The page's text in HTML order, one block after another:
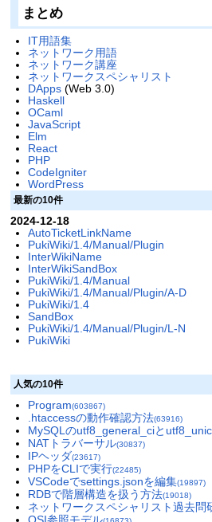
まとめ
IT用語集
ネットワーク用語
ネットワーク講座
ネットワークスペシャリスト
DApps(Web 3.0)
Haskell
OCaml
JavaScript
Elm
React
PHP
CodeIgniter
WordPress
最新の10件
2024-12-18
AutoTicketLinkName
PukiWiki/1.4/Manual/Plugin
InterWikiName
InterWikiSandBox
PukiWiki/1.4/Manual
PukiWiki/1.4/Manual/Plugin/A-D
PukiWiki/1.4
SandBox
PukiWiki/1.4/Manual/Plugin/L-N
PukiWiki
人気の10件
Program(603867)
.htaccessの動作確認方法(63916)
MySQLのutf8_general_ciと
NATトラバーサル(30837)
IPヘッダ(23617)
PHPをCLIで実行(22485)
VSCodeでsettings.jsonを編集(19897)
RDBで階層構造を扱う方法(19018)
ネットワークスペシャリスト過去問
OSI参照モデル